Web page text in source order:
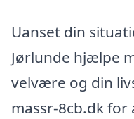
Uanset din
Jørlunde hjælpe
velvære og din
massr-8cb.dk